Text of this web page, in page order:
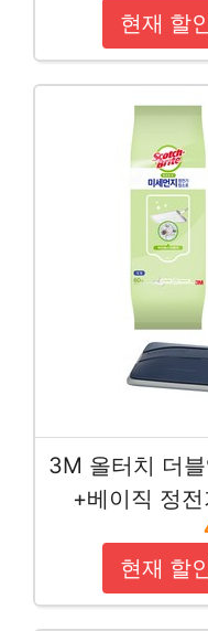
현재 할
3M 올터치 더
+베이직 정
현재 할